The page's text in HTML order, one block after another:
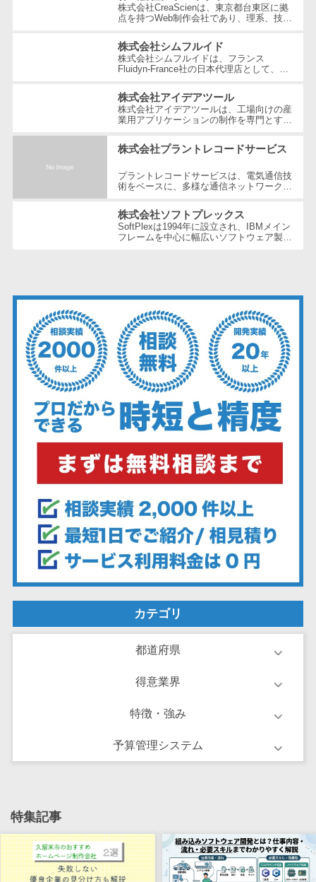
システム
ェックアプリ
店舗業務支援
配送ルート最
適化
IT点呼サービス
界向け
障害福祉ソフ
ト
療システム
オンコール代
行サービス
訪問看護ステ
ーション向けサ
ービス
健康診断シス
テム
診療予約シス
テム
歯科向け電子
カルテ
歯科予約シス
テム
リハビリ管理
システム
理システム
電子薬歴シス
テム
け
ービス
不動産業務支
ーアプリ
入居者管理ア
株式会社CreaScienは、東京都台東区に拠
点を持つWeb制作会社であり、理系、技
たクリエイティブ制作を行っています。
独...
株式会社シムフルイド
株式会社シムフルイドは、フランス
Fluidyn-France社の日本代理店として、最
使した高精度な製品を提供しています。設
立...
株式会社アイデアツール
株式会社アイデアツールは、工場向けの産
業用アプリケーションの制作を専門とする
ズ・バッテリー工場など多岐にわた...
株式会社プラントレコードサービス
プラントレコードサービスは、電気通信技
術をベースに、多様な通信ネットワーク構
ウを提供している企業です。創業以...
株式会社ソフトプレックス
SoftPlexは1994年に設立され、IBMメイン
フレームを中心に幅広いソフトウェア製品
カテゴリ
都道府県
得意業界
特徴・強み
予算管理システム
特集記事